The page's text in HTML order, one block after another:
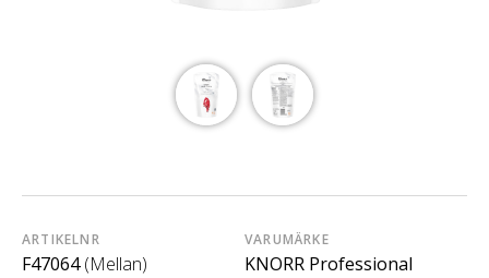
ARTIKELNR
F47064 (Mellan)
VARUMÄRKE
KNORR Professional